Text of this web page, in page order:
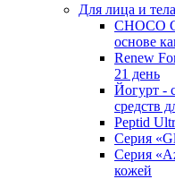
Для лица и тела
CHOCO
основе
Renew
21 день
Йогурт -
средств
Peptid
Cерия
Серия
кожей